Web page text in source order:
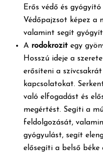
Erős védő és
Védőpajzsot képez a
valamint segít
A rodokrozit egy
Hosszú ideje a
erősíteni a
kapcsolatokat.
való elfogadást és
megértést. Segíti a
feldolgozását,
gyógyulást, segít
elősegíti a belső béke